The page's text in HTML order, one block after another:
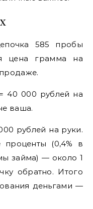
585 пробы
цена грамма на
40 000 рублей на
ваша.
рублей на руки.
проценты (0,4% в
займа) — около 1
обратно. Итого
деньгами —